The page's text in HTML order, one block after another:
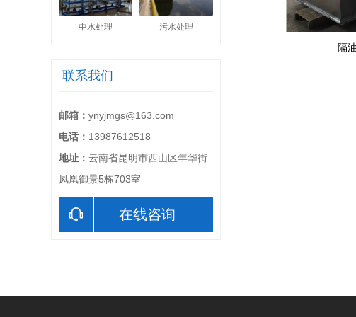
中水处理 污水处理
联系我们
邮箱： ynyjmgs@163.com
电话： 13987612518
地址： 云南省昆明市西山区年华街
凤凰御景5栋703室
在线咨询
隔